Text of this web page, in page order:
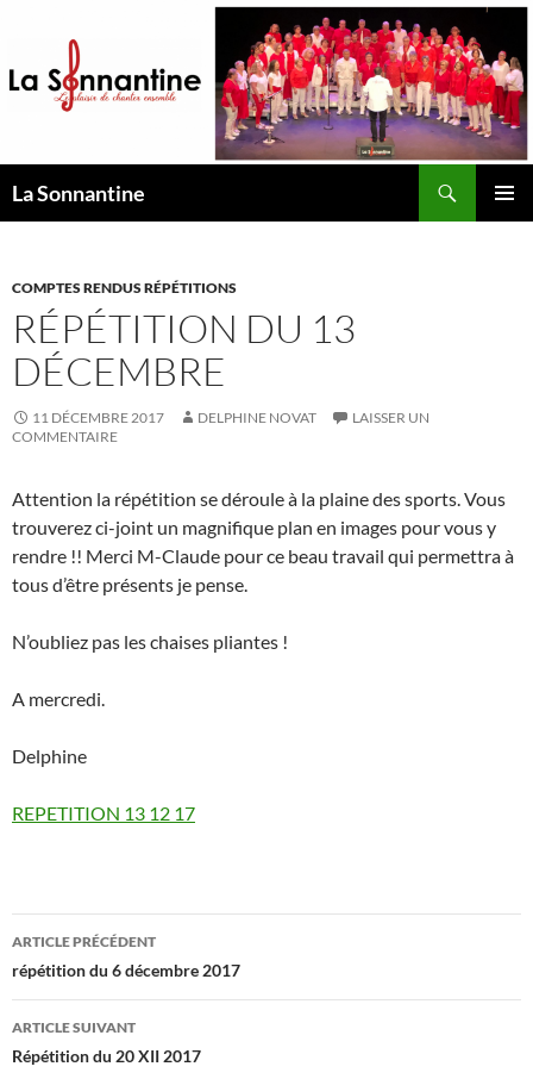
contenu
La Sonnantine
COMPTES RENDUS RÉPÉTITIONS
RÉPÉTITION DU 13
DÉCEMBRE
11 DÉCEMBRE 2017 DELPHINE NOVAT
LAISSER UN
COMMENTAIRE
Attention la répétition se déroule à la plaine des sports. Vous
trouverez ci-joint un magnifique plan en images pour vous y
rendre !! Merci M-Claude pour ce beau travail qui permettra à
tous d’être présents je pense.
N’oubliez pas les chaises pliantes !
A mercredi.
Delphine
REPETITION 13 12 17
Navigation
des
articles
ARTICLE PRÉCÉDENT
répétition du 6 décembre 2017
ARTICLE SUIVANT
Répétition du 20 XII 2017